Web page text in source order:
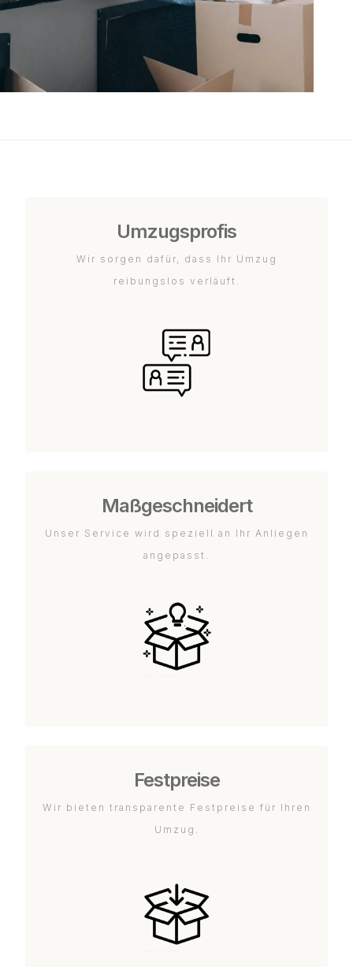
Umzugsprofis
Wir sorgen dafür, dass Ihr Umzug
reibungslos verläuft.
Maßgeschneidert
Unser Service wird speziell an Ihr Anliegen
angepasst.
Festpreise
Wir bieten transparente Festpreise für Ihren
Umzug.